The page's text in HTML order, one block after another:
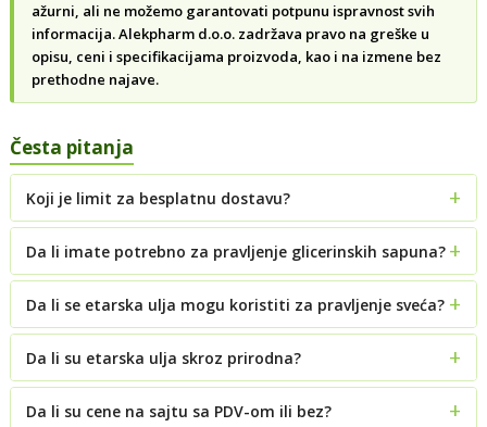
ažurni, ali ne možemo garantovati potpunu ispravnost svih
informacija. Alekpharm d.o.o. zadržava pravo na greške u
opisu, ceni i specifikacijama proizvoda, kao i na izmene bez
prethodne najave.
Česta pitanja
Koji je limit za besplatnu dostavu?
Da li imate potrebno za pravljenje glicerinskih sapuna?
Da li se etarska ulja mogu koristiti za pravljenje sveća?
Da li su etarska ulja skroz prirodna?
Da li su cene na sajtu sa PDV-om ili bez?